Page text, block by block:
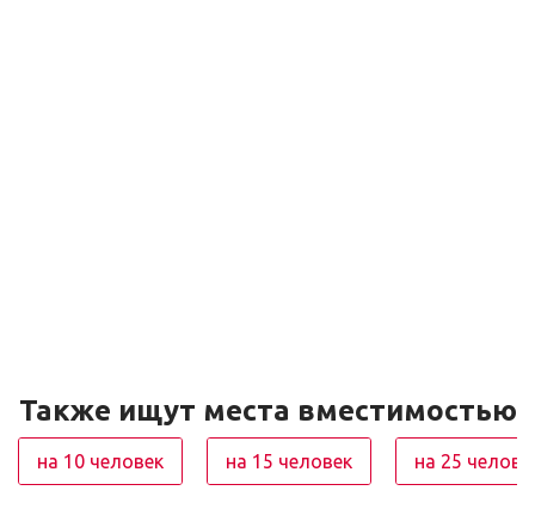
Также ищут места вместимостью
на 10 человек на 15 человек на 25